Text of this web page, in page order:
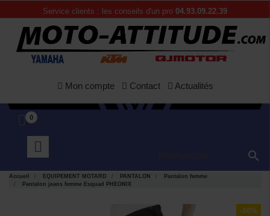
Service clients : les conseils d'un pro 04.93.09.22.39
Mon compte Contact Actualités
0

Accueil EQUIPEMENT MOTARD PANTALON
Pantalon femme
Pantalon jeans femme Esquad PHEONIX
-50%